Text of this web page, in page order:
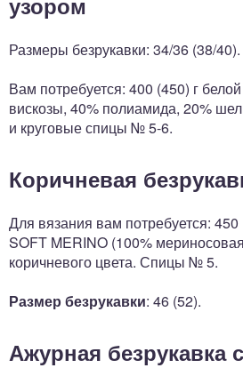
Размеры безрукавки: 34/36 (38/40).
Вам потребуется: 400 (450) г
вискозы, 40% полиамида, 20%
и круговые спицы № 5-6.
Коричневая
Для вязания вам потребуется:
SOFT MERINO (100%
коричневого цвета. Спицы № 5.
Размер безрукавки: 46 (52).
Ажурная безрукавка